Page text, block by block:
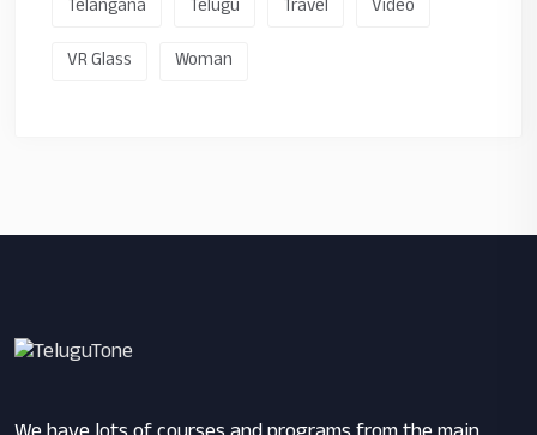
Telangana Telugu Travel
Video
VR Glass
Woman